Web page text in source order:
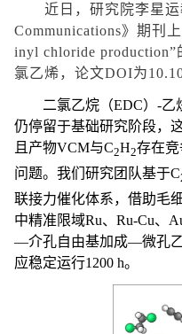
近日，研究院李星
Communications》期刊
inyl chloride production”
氯乙烯，论文DOI为
二氯乙烷（EDC） -乙
仍停留于基础研究阶段，
且产物VCM与C2H2存在
问题。我们研究团队基于C
联接力催化体系，借助毛
中精准限域Ru、 Ru-Cu、
—介孔自由基加成—微孔
应稳定运行1200 h。